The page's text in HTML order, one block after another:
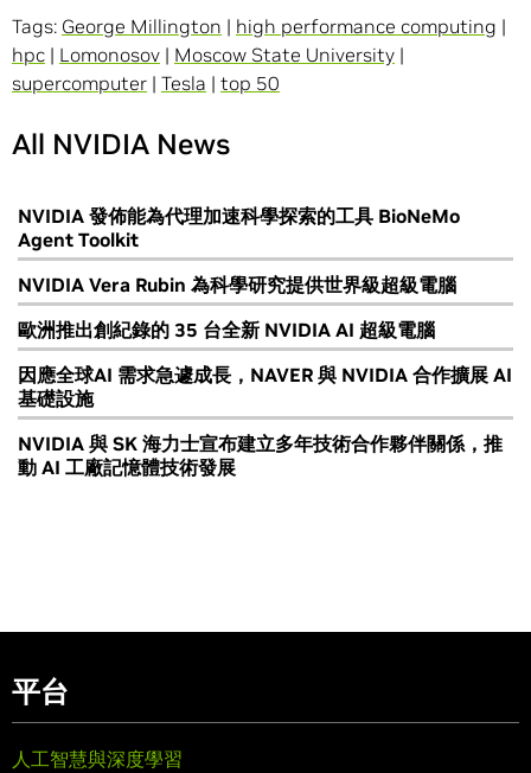
Tags: George Millington | high performance computing |
hpc | Lomonosov | Moscow State University |
supercomputer | Tesla | top 50
All NVIDIA News
NVIDIA 發佈能為代理加速科學探索的工具 BioNeMo
Agent Toolkit
NVIDIA Vera Rubin 為科學研究提供世界級超級電腦
歐洲推出創紀錄的 35 台全新 NVIDIA AI 超級電腦
因應全球AI 需求急遽成長，NAVER 與 NVIDIA 合作擴展 AI
基礎設施
NVIDIA 與 SK 海力士宣布建立多年技術合作夥伴關係，推
動 AI 工廠記憶體技術發展
平台
人工智慧與深度學習